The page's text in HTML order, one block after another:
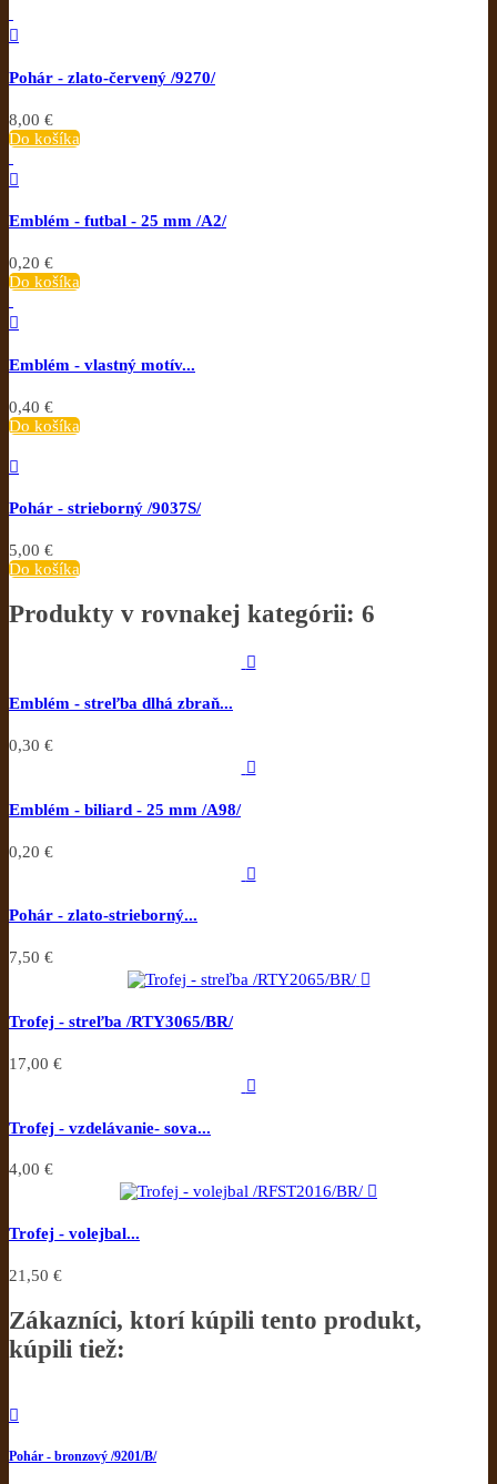

Pohár - zlato-červený /9270/
8,00 €
Do košíka

Emblém - futbal - 25 mm /A2/
0,20 €
Do košíka

Emblém - vlastný motív...
0,40 €
Do košíka

Pohár - strieborný /9037S/
5,00 €
Do košíka
Produkty v rovnakej kategórii: 6

Emblém - streľba dlhá zbraň...
0,30 €

Emblém - biliard - 25 mm /A98/
0,20 €

Pohár - zlato-strieborný...
7,50 €

Trofej - streľba /RTY3065/BR/
17,00 €

Trofej - vzdelávanie- sova...
4,00 €

Trofej - volejbal...
21,50 €
Zákazníci, ktorí kúpili tento produkt,
kúpili tiež:

Pohár - bronzový /9201/B/